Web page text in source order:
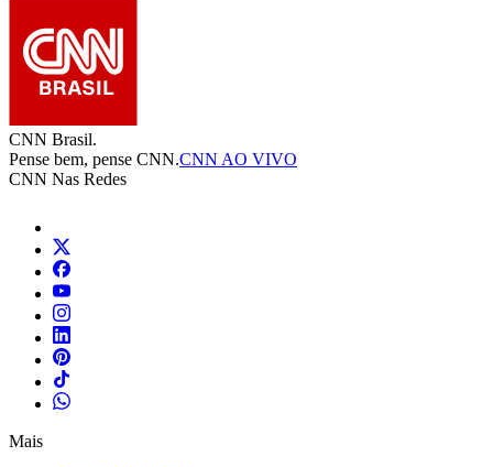
CNN Brasil.
Pense bem, pense CNN.CNN AO VIVO
CNN Nas Redes
Mais